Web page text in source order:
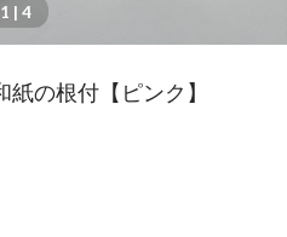
1 | 4
の根付【ピンク】